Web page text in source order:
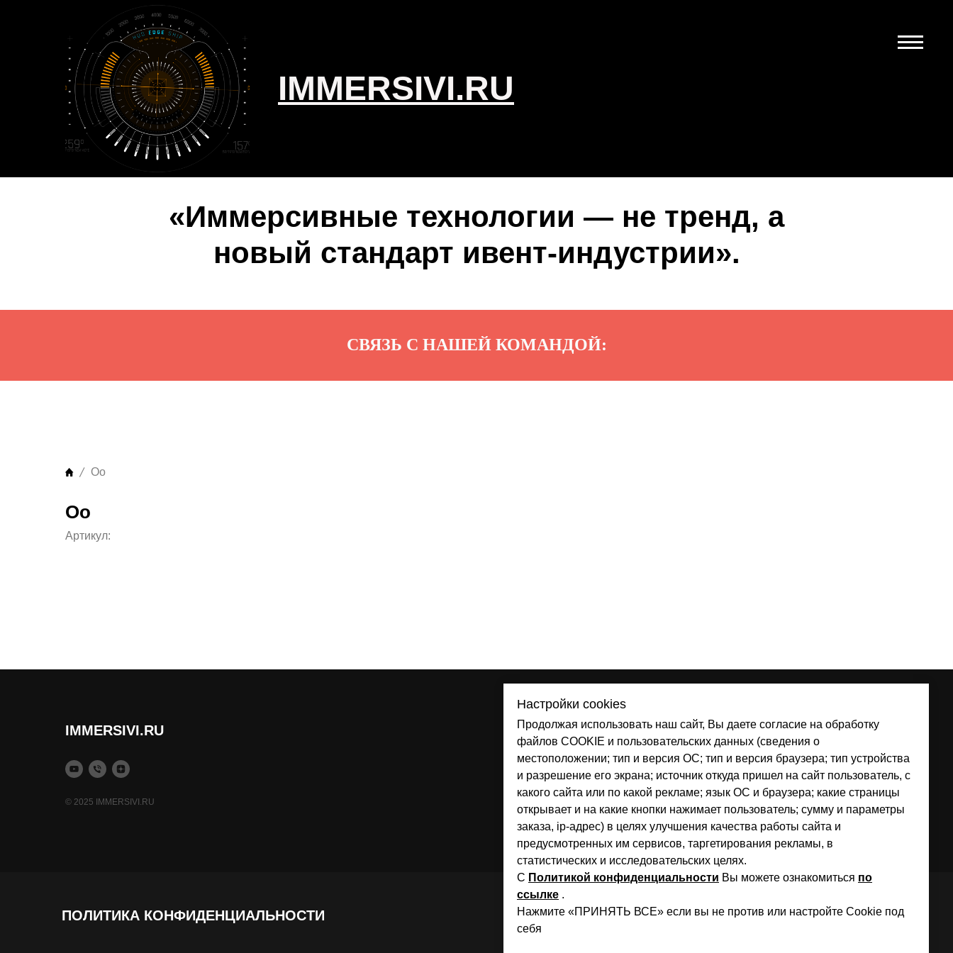
IMMERSIVI.RU
«Иммерсивные технологии — не тренд, а
новый стандарт ивент‑индустрии».
СВЯЗЬ С НАШЕЙ КОМАНДОЙ:
Оо
Оо
Артикул:
IMMERSIVI.RU
© 2025 IMMERSIVI.RU
ПОЛИТИКА КОНФИДЕНЦИАЛЬНОСТИ ИП КУГАЕВСКИЙ А.А.
Настройки cookies
Продолжая использовать наш сайт, Вы даете согласие на обработку
файлов COOKIE и пользовательских данных (сведения о
местоположении; тип и версия ОС; тип и версия браузера; тип устройства
и разрешение его экрана; источник откуда пришел на сайт пользователь, с
какого сайта или по какой рекламе; язык ОС и браузера; какие страницы
открывает и на какие кнопки нажимает пользователь; сумму и параметры
заказа, ip-адрес) в целях улучшения качества работы сайта и
предусмотренных им сервисов, таргетирования рекламы, в
статистических и исследовательских целях.
С Политикой конфиденциальности Вы можете ознакомиться по
ссылке .
Нажмите «ПРИНЯТЬ ВСЕ» если вы не против или настройте Cookie под
себя